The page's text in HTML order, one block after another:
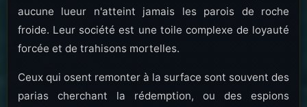
aucune lueur n'atteint jamais les parois de roche
froide. Leur société est une toile complexe de loyauté
forcée et de trahisons mortelles.
Ceux qui osent remonter à la surface sont souvent des
parias cherchant la rédemption, ou des espions